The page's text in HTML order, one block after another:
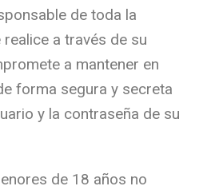
de toda la
a través de su
a mantener en
forma segura y secreta
y la contraseña de su
de 18 años no